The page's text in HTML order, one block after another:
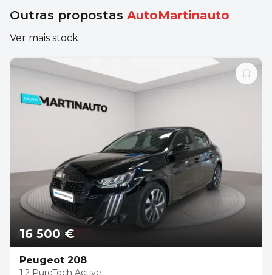
Outras propostas AutoMartinauto
Ver mais stock
16 500 €
Peugeot 208
1.2 PureTech Active